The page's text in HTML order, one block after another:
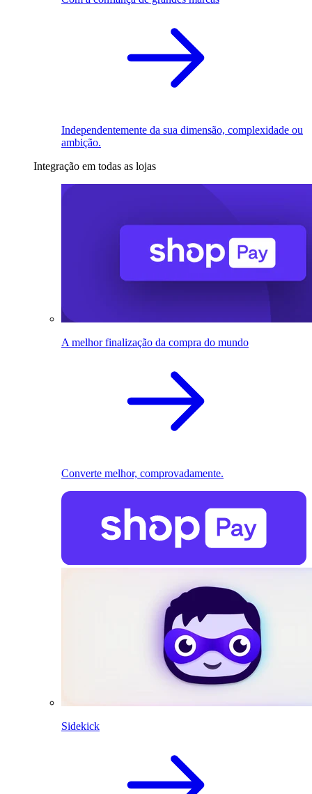
Independentemente da sua dimensão, complexidade ou
ambição.
Integração em todas as lojas
A melhor finalização da compra do mundo
Converte melhor, comprovadamente.
Sidekick